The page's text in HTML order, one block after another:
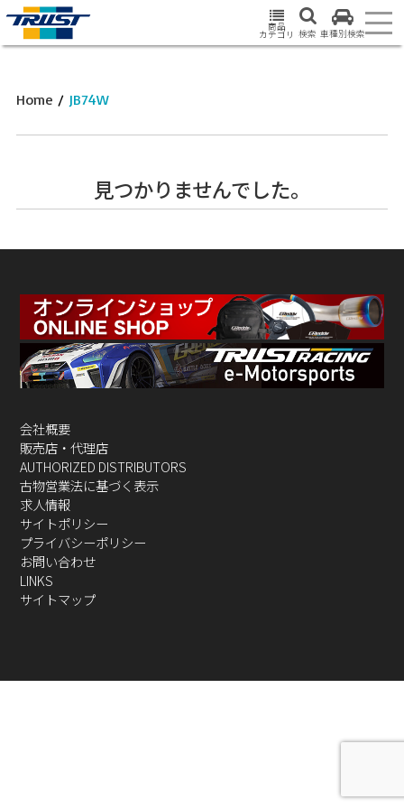
商品
カテゴリ 検索 車種別検索
Home / JB74W
見つかりませんでした。
会社概要
販売店・代理店
AUTHORIZED DISTRIBUTORS
古物営業法に基づく表示
求人情報
サイトポリシー
プライバシーポリシー
お問い合わせ
LINKS
サイトマップ